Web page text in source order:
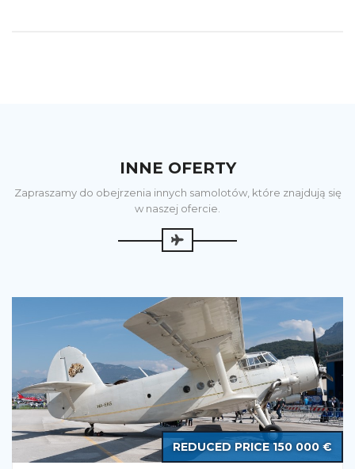
INNE OFERTY
Zapraszamy do obejrzenia innych samolotów, które znajdują się
w naszej ofercie.
REDUCED PRICE 150 000 €